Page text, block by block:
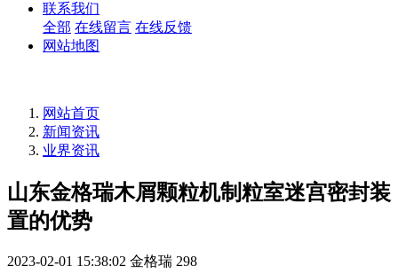
联系我们
全部 在线留言 在线反馈
网站地图
网站首页
新闻资讯
业界资讯
山东金格瑞木屑颗粒机制粒室迷宫密封装
置的优势
2023-02-01 15:38:02 金格瑞 298